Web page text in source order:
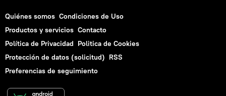
Quiénes somos Condiciones de Uso
Productos y servicios Contacto
Política de Privacidad Politica de Cookies
Protección de datos (solicitud) RSS
Preferencias de seguimiento